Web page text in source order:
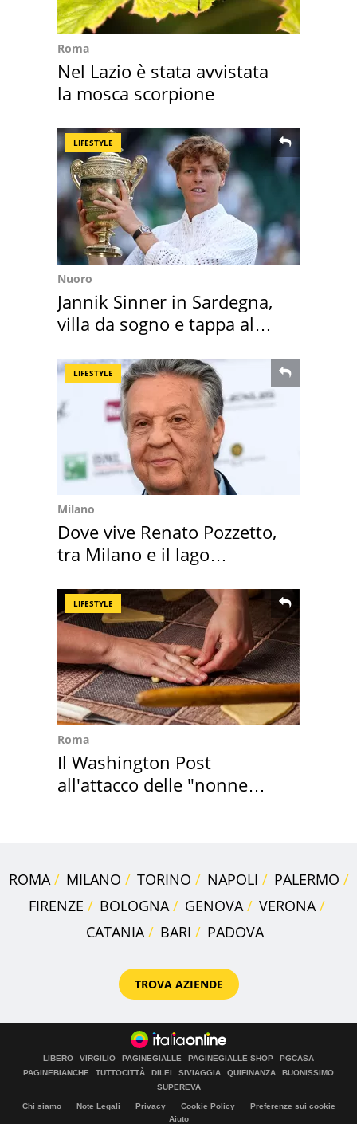
Roma
Nel Lazio è stata avvistata
la mosca scorpione
LIFESTYLE
Nuoro
Jannik Sinner in Sardegna,
villa da sogno e tappa al
LIFESTYLE
Milano
Dove vive Renato Pozzetto,
tra Milano e il lago
LIFESTYLE
Roma
Il Washington Post
all'attacco delle "nonne
ROMA MILANO TORINO NAPOLI
PALERMO
FIRENZE
BOLOGNA GENOVA
VERONA
CATANIA
BARI PADOVA
TROVA AZIENDE
LIBERO VIRGILIO PAGINEGIALLE PAGINEGIALLE SHOP
PGCASA
PAGINEBIANCHE
TUTTOCITTÀ DILEI SIVIAGGIA QUIFINANZA
BUONISSIMO
SUPEREVA
Chi siamo Note Legali Privacy Cookie Policy
Preferenze sui cookie
Aiuto